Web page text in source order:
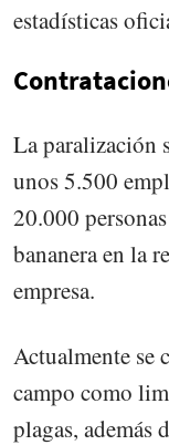
estadísticas
La paralización
unos 5.500
20.000
bananera en la
empresa.
Actualmente se
campo como
plagas, además